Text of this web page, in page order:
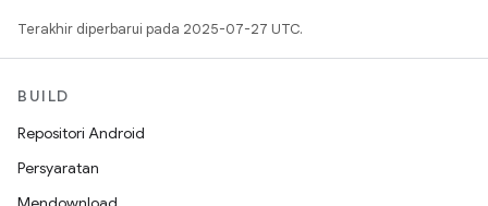
Terakhir diperbarui pada 2025-07-27 UTC.
BUILD
Repositori Android
Persyaratan